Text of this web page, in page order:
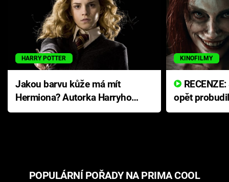
HARRY POTTER
Jakou barvu kůže má mít
Hermiona? Autorka Harryho
Pottera přišla s ráznou
KINOFILMY
opět
přichází s
POPULÁRNÍ POŘADY NA PRIMA COOL